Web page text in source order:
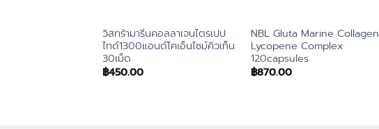
วิสทร้ามารีนคอลลาเจนไตรเปป
ไทด์1300แอนด์โคเอ็นไซม์คิวเท็น
30เม็ด
฿450.00
NBL Gluta Marine Collagen
Lycopene Complex
120capsules
฿870.00